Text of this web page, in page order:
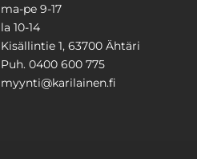
ma-pe 9-17
la 10-14
Kisällintie 1, 63700 Ähtäri
Puh. 0400 600 775
myynti@karilainen.fi